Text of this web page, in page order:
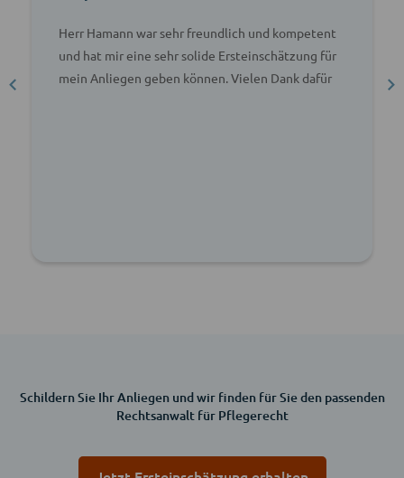
Herr Hamann war sehr freundlich und kompetent
und hat mir eine sehr solide Ersteinschätzung für
mein Anliegen geben können. Vielen Dank dafür
Schildern Sie Ihr Anliegen und wir finden für Sie den passenden
Rechtsanwalt für Pflegerecht